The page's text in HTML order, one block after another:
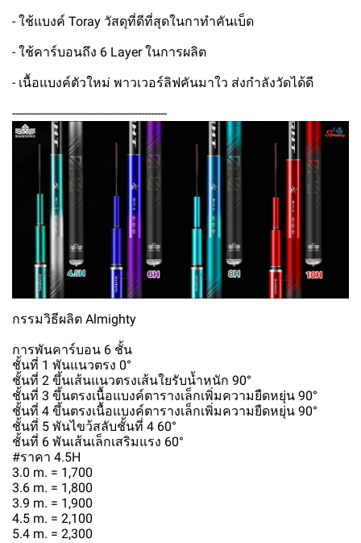
- ใช้แบงค์ Toray วัสดุที่ดีที่สุดในกาทำคันเบ็ด
- ใช้คาร์บอนถึง 6 Layer ในการผลิต
- เนื้อแบงค์ตัวใหม่ พาวเวอร์ลิฟคันมาใว ส่งกำลังวัดได้ดี
------------------------------------------------
กรรมวิธีผลิต Almighty
การพันคาร์บอน 6 ชั้น
ชั้นที่ 1 พันแนวตรง 0°
ชั้นที่ 2 ขึ้นเส้นแนวตรงเส้นใยรับน้ำหนัก 90°
ชั้นที่ 3 ขึ้นตรงเนื้อแบงค์ตารางเล็กเพิ่มความยืดหยุ่น 90°
ชั้นที่ 4 ขึ้นตรงเนื้อแบงค์ตารางเล็กเพิ่มความยืดหยุ่น 90°
ชั้นที่ 5 พันไขว้สลับชั้นที่ 4 60°
ชั้นที่ 6 พันเส้นเล็กเสริมแรง 60°
#ราคา 4.5H
3.0 m. = 1,700
3.6 m. = 1,800
3.9 m. = 1,900
4.5 m. = 2,100
5.4 m. = 2,300